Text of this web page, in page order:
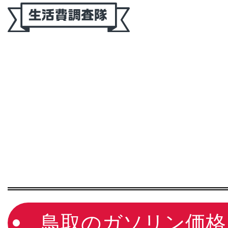
鳥取のガソリン価